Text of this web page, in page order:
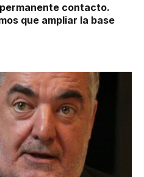
contacto.
que ampliar la base